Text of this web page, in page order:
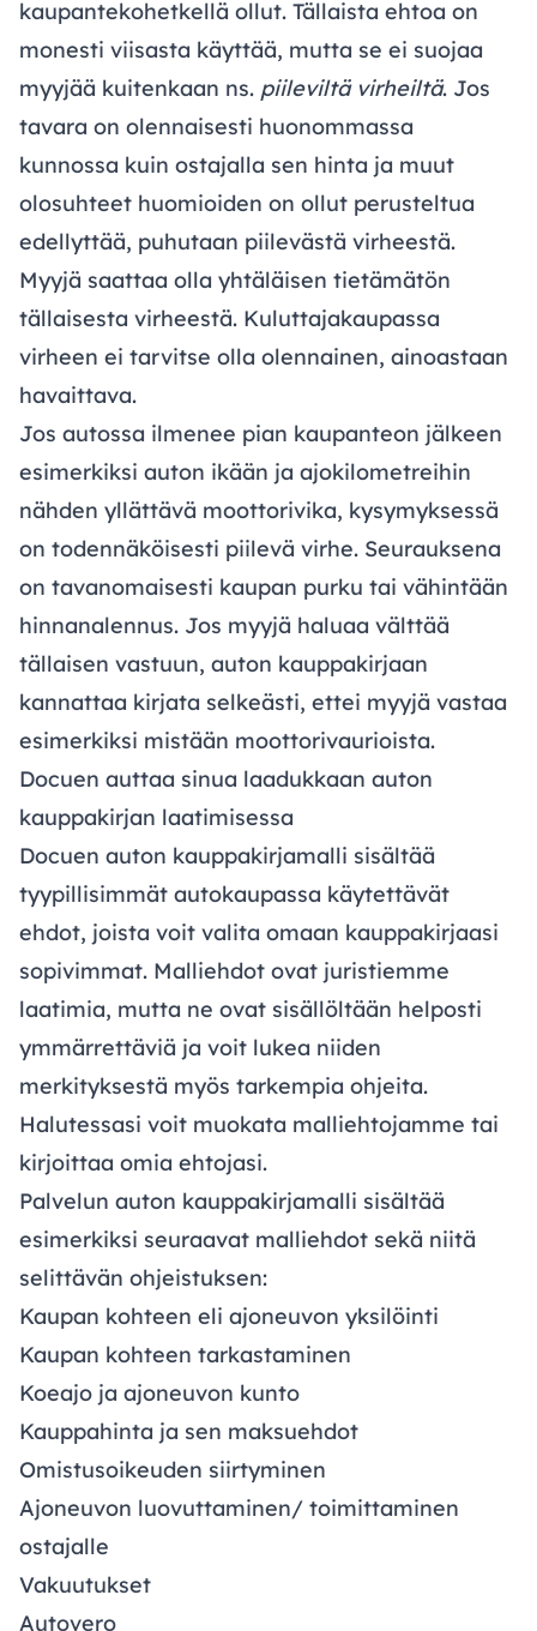
kaupantekohetkellä ollut. Tällaista ehtoa on
monesti viisasta käyttää, mutta se ei suojaa
myyjää kuitenkaan ns. piileviltä virheiltä. Jos
tavara on olennaisesti huonommassa
kunnossa kuin ostajalla sen hinta ja muut
olosuhteet huomioiden on ollut perusteltua
edellyttää, puhutaan piilevästä virheestä.
Myyjä saattaa olla yhtäläisen tietämätön
tällaisesta virheestä. Kuluttajakaupassa
virheen ei tarvitse olla olennainen, ainoastaan
havaittava.
Jos autossa ilmenee pian kaupanteon jälkeen
esimerkiksi auton ikään ja ajokilometreihin
nähden yllättävä moottorivika, kysymyksessä
on todennäköisesti piilevä virhe. Seurauksena
on tavanomaisesti kaupan purku tai vähintään
hinnanalennus. Jos myyjä haluaa välttää
tällaisen vastuun, auton kauppakirjaan
kannattaa kirjata selkeästi, ettei myyjä vastaa
esimerkiksi mistään moottorivaurioista.
Docuen auttaa sinua laadukkaan auton
kauppakirjan laatimisessa
Docuen auton kauppakirjamalli sisältää
tyypillisimmät autokaupassa käytettävät
ehdot, joista voit valita omaan kauppakirjaasi
sopivimmat. Malliehdot ovat juristiemme
laatimia, mutta ne ovat sisällöltään helposti
ymmärrettäviä ja voit lukea niiden
merkityksestä myös tarkempia ohjeita.
Halutessasi voit muokata malliehtojamme tai
kirjoittaa omia ehtojasi.
Palvelun auton kauppakirjamalli sisältää
esimerkiksi seuraavat malliehdot sekä niitä
selittävän ohjeistuksen:
Kaupan kohteen eli ajoneuvon yksilöinti
Kaupan kohteen tarkastaminen
Koeajo ja ajoneuvon kunto
Kauppahinta ja sen maksuehdot
Omistusoikeuden siirtyminen
Ajoneuvon luovuttaminen/ toimittaminen
ostajalle
Vakuutukset
Autovero